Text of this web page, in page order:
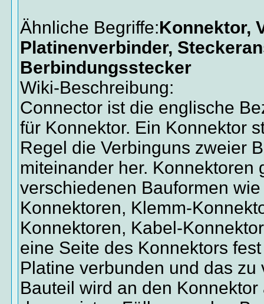
Ähnliche Begriffe:Konnektor,
Platinenverbinder,
Berbindungsstecker
Wiki-Beschreibung:
Connector ist die englische
für Konnektor. Ein Konnektor
Regel die Verbinguns zweier
miteinander her. Konnektoren
verschiedenen Bauformen
Konnektoren, Klemm-
Konnektoren, Kabel-
eine Seite des Konnektors
Platine verbunden und das zu
Bauteil wird an den Konnektor